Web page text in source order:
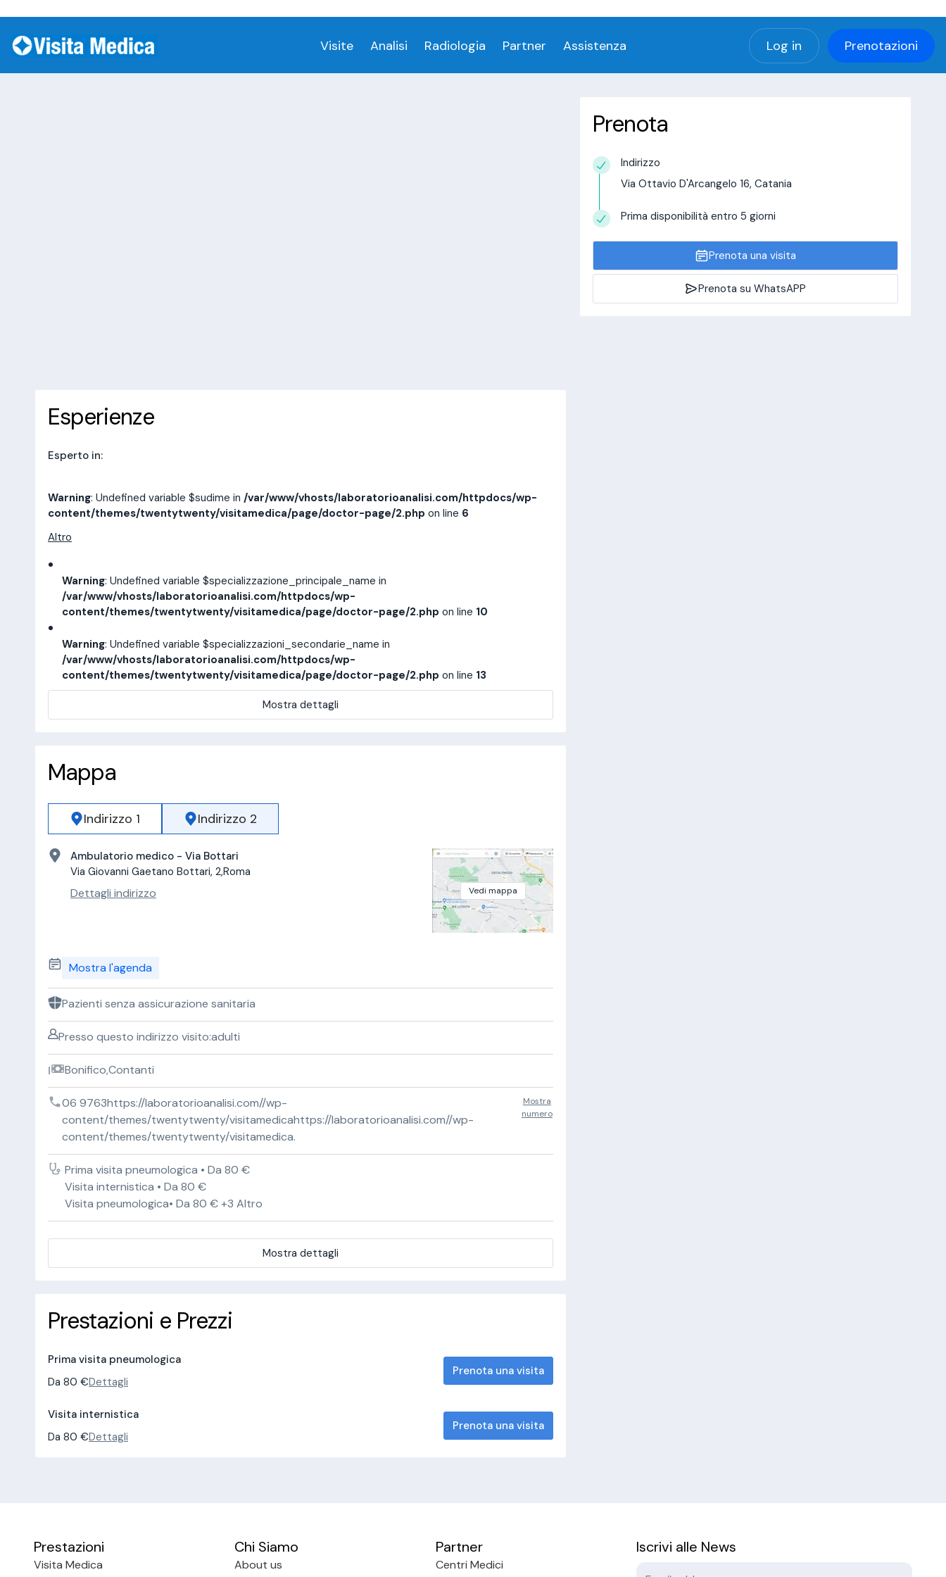
Visite Analisi Radiologia Partner Assistenza Log in Prenotazioni
Esperienze
Esperto in:
Warning: Undefined variable $sudime in /var/www/vhosts/laboratorioanalisi.com/httpdocs/wp-
content/themes/twentytwenty/visitamedica/page/doctor-page/2.php on line 6
Altro
Warning: Undefined variable $specializzazione_principale_name in
/var/www/vhosts/laboratorioanalisi.com/httpdocs/wp-
content/themes/twentytwenty/visitamedica/page/doctor-page/2.php on line 10
Warning: Undefined variable $specializzazioni_secondarie_name in
/var/www/vhosts/laboratorioanalisi.com/httpdocs/wp-
content/themes/twentytwenty/visitamedica/page/doctor-page/2.php on line 13
Mostra dettagli
Mappa
Indirizzo 1 Indirizzo 2
Ambulatorio medico - Via Bottari
Via Giovanni Gaetano Bottari, 2,Roma
Dettagli indirizzo Vedi mappa
Mostra l'agenda
Pazienti senza assicurazione sanitaria
Presso questo indirizzo visito:adulti
Bonifico,Contanti
06 9763https://laboratorioanalisi.com//wp-
content/themes/twentytwenty/visitamedicahttps://laboratorioanalisi.com//wp-
content/themes/twentytwenty/visitamedica.
Mostra
numero
Prima visita pneumologica • Da 80 €
Visita internistica • Da 80 €
Visita pneumologica• Da 80 € +3 Altro
Mostra dettagli
Prestazioni e Prezzi
Prima visita pneumologica
Da 80 €Dettagli
Prenota una visita
Visita internistica
Da 80 €Dettagli
Prenota una visita
Prenota
Indirizzo
Via Ottavio D'Arcangelo 16, Catania
Prima disponibilità entro 5 giorni
Prenota una visita
Prenota su WhatsAPP
Prestazioni
Visita Medica
Chi Siamo
About us
Partner
Centri Medici
Iscrivi alle News